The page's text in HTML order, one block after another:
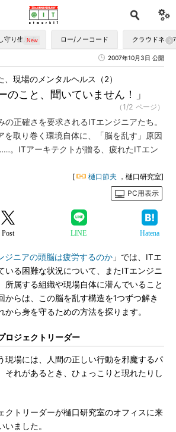
守り生かす ロー/ノーコード クラウドネイ
2007年10月3日 公開
のこと、聞いていません！」
現場のメンタルヘルス（2）
（1/2 ページ）
の正確さを要求されるITエンジニアたち。
を取り巻く環境自体に、「脳を乱す」原因
。ITアーキテクトが贈る、疲れたITエン
[ 樋口節夫 ，樋口研究室]
PC用表示
Post LINE Hatena
ジニアの頭脳は疲労するのか 」では、ITエ
いる困難な状況について、またITエンジニ
所属する組織や現場自体に潜んでいること
からは、この脳を乱す構造を1つずつ解き
から身を守るための方法を探ります。
ロジェクトリーダー
場には、人間の正しい行動を邪魔するパ
それがあるとき、ひょっこりと現れたりし
トリーダーが樋口研究室のオフィスに来
ました。